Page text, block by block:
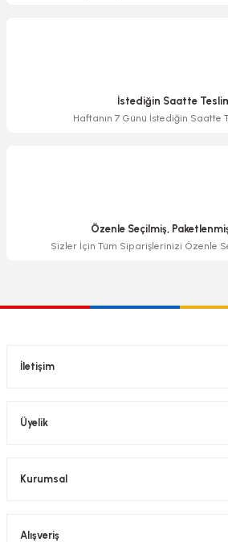
İstediğin Saatte
Haftanın 7 Günü İstediğin Saatte
Özenle Seçilmiş,
Sizler İçin Tüm Siparişlerinizi Özenle
İletişim
Üyelik
Kurumsal
Alışveriş